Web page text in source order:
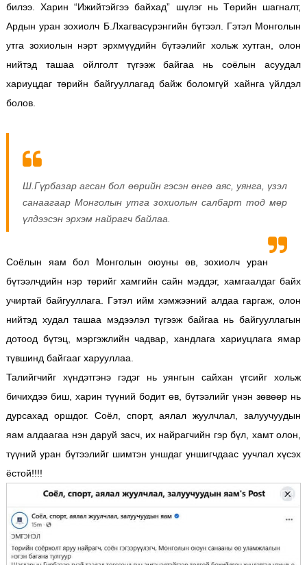
билээ. Харин “Ижийтэйгээ байхад” шүлэг нь Төрийн шагналт,
Ардын уран зохиолч Б.Лхагвасүрэнгийн бүтээл. Гэтэл Монголын
утга зохиолын нэрт эрхмүүдийн бүтээлийг хольж хутган, олон
нийтэд ташаа ойлголт түгээж байгаа нь соёлын асуудал
хариуцдаг төрийн байгууллагад байж боломгүй хайнга үйлдэл
болов.
Ш.Гүрбазар агсан бол өөрийн гэсэн өнгө аяс, уянга, үзэл
санаагаар Монголын утга зохиолын салбарт тод мөр
үлдээсэн эрхэм найрагч байлаа.
Соёлын яам бол Монголын оюуны өв, зохиолч уран
бүтээлчдийн нэр төрийг хамгийн сайн мэддэг, хамгаалдаг байх
учиртай байгууллага. Гэтэл ийм хэмжээний алдаа гаргаж, олон
нийтэд худал ташаа мэдээлэл түгээж байгаа нь байгууллагын
дотоод бүтэц, мэргэжлийн чадвар, хандлага хариуцлага ямар
түвшинд байгааг харууллаа.
Талийгчийг хүндэтгэнэ гэдэг нь уянгын сайхан үгсийг хольж
бичихдээ биш, харин түүний бодит өв, бүтээлийг үнэн зөвөөр нь
дурсахад оршдог. Соёл, спорт, аялал жуулчлал, залуучуудын
яам алдаагаа нэн даруй засч, их найрагчийн гэр бүл, хамт олон,
түүний уран бүтээлийг шимтэн уншдаг уншигчдаас уучлал хүсэх
ёстой!!!!